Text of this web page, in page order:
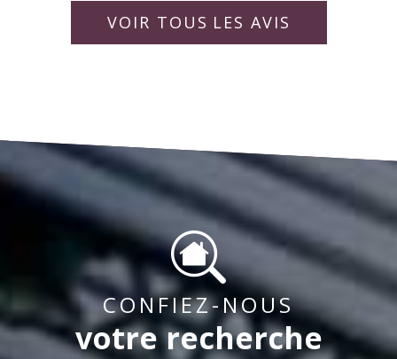
collaborateurs.
rapporter la vie de la copropriété pour « un bien
vivre ensemble « .
idéalement. Bien à vous,
VOIR TOUS LES AVIS
CONFIEZ-NOUS
votre recherche